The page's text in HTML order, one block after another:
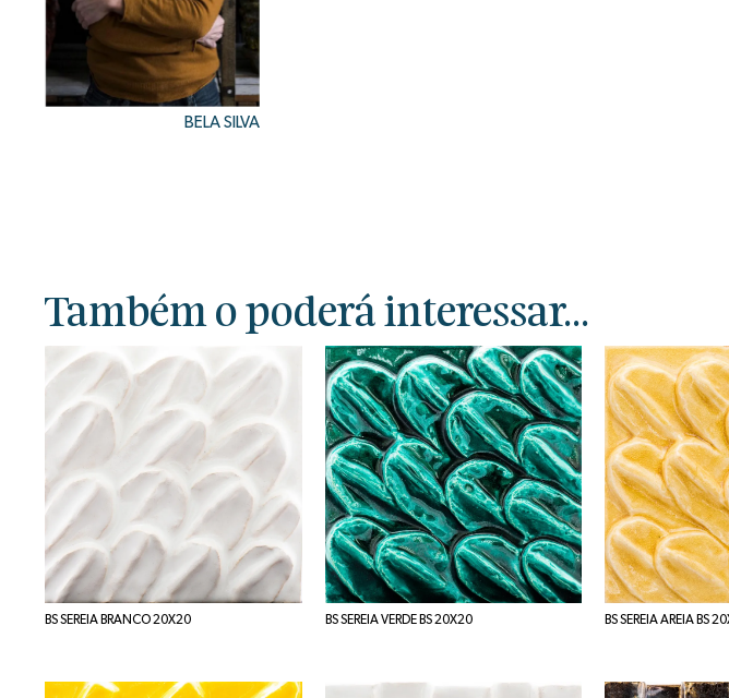
BELA SILVA
Também o poderá interessar...
BS SEREIA BRANCO 20X20 BS SEREIA VERDE BS 20X20 BS SEREIA AREIA BS